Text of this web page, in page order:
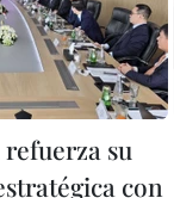
su
con